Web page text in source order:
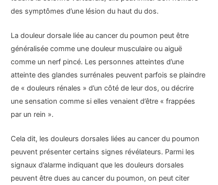
des symptômes d’une lésion du haut du dos.
La douleur dorsale liée au cancer du poumon peut être
généralisée comme une douleur musculaire ou aiguë
comme un nerf pincé. Les personnes atteintes d’une
atteinte des glandes surrénales peuvent parfois se plaindre
de « douleurs rénales » d’un côté de leur dos, ou décrire
une sensation comme si elles venaient d’être « frappées
par un rein ».
Cela dit, les douleurs dorsales liées au cancer du poumon
peuvent présenter certains signes révélateurs. Parmi les
signaux d’alarme indiquant que les douleurs dorsales
peuvent être dues au cancer du poumon, on peut citer